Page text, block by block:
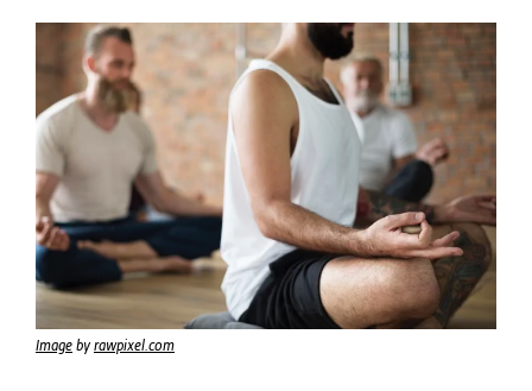
Image by rawpixel.com